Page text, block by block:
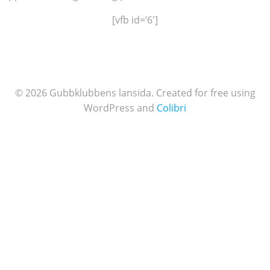
[vfb id=’6′]
© 2026 Gubbklubbens lansida. Created for free using
WordPress and Colibri